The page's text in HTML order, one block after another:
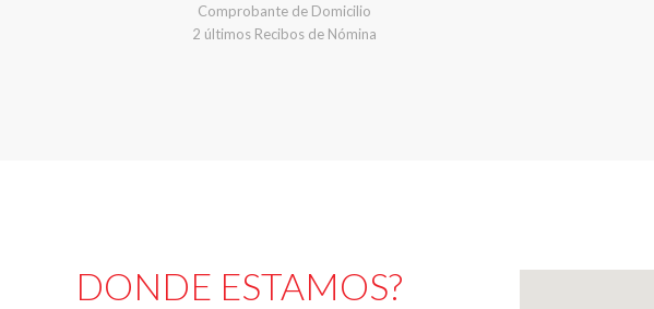
Comprobante de Domicilio
2 últimos Recibos de Nómina
DONDE ESTAMOS?